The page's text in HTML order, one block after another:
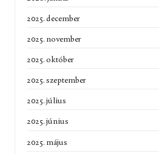
2025. december
2025. november
2025. október
2025. szeptember
2025. július
2025. június
2025. május